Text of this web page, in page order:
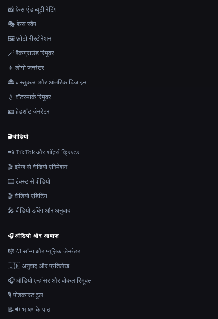
📸 फ़ेस एंड ब्यूटी रेटिंग
🎭 फ़ेस स्वैप
🖼️ फ़ोटो रीस्टोरेशन
🪄 बैकग्राउंड रिमूवर
⚜️ लोगो जनरेटर
🏯 वास्तुकला और आंतरिक डिजाइन
💧 वॉटरमार्क रिमूवर
🪪 हेडशॉट जेनरेटर
🎬वीडियो
📲 TikTok और शॉर्ट्स क्रिएटर
🎬 इमेज से वीडियो एनिमेशन
🎞️ टेक्स्ट से वीडियो
🎬 वीडियो एडिटिंग
🎤 वीडियो डबिंग और अनुवाद
🎧ऑडियो और आवाज़
🎼 AI सॉन्ग और म्यूज़िक जेनरेटर
🇺🇳 अनुवाद और प्रतिलेख
🎧 ऑडियो एन्हांसर और वोकल रिमूवल
🎙️ पोडकास्ट टूल
📝🔉 भाषण के पाठ